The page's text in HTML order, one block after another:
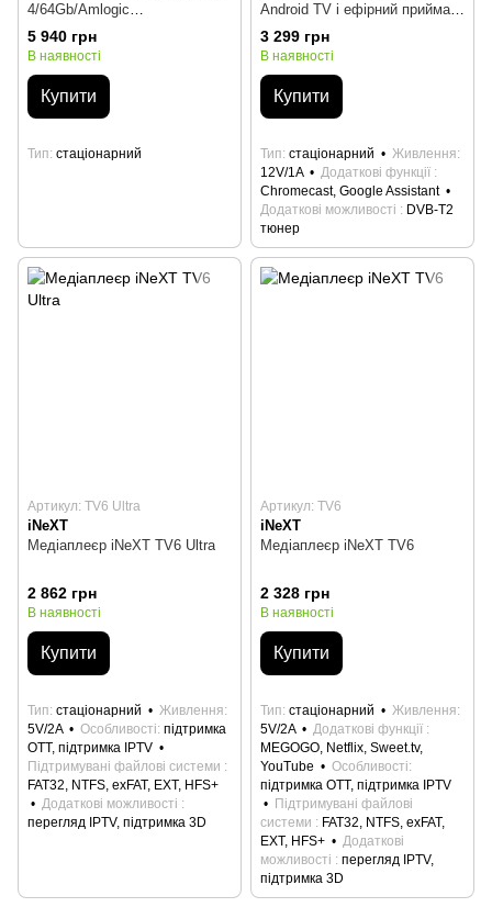
4/64Gb/Amlogic
S905X4/Android 1 (X4Q PLUS)
5 940 грн
В наявності
Купити
Тип стаціонарний
Android TV і ефірний приймач
в одному пристрої (SRT 420)
3 299 грн
В наявності
Купити
Тип стаціонарний
Живлення
12V/1A
Додаткові функції
Chromecast, Google Assistant
Додаткові можливості
DVB-T2
тюнер
Артикул: TV6 Ultra
iNeXT
Медіаплеєр iNeXT TV6 Ultra
2 862 грн
В наявності
Купити
Тип стаціонарний
Живлення
5V/2A
Особливості підтримка
OTT, підтримка IPTV
Підтримувані файлові системи
FAT32, NTFS, exFAT, EXT, HFS+
Додаткові можливості
перегляд IPTV, підтримка 3D
Артикул: TV6
iNeXT
Медіаплеєр iNeXT TV6
2 328 грн
В наявності
Купити
Тип стаціонарний
Живлення
5V/2A
Додаткові функції
MEGOGO, Netflix, Sweet.tv,
YouTube
Особливості
підтримка OTT, підтримка IPTV
Підтримувані файлові
системи
FAT32, NTFS, exFAT,
EXT, HFS+
Додаткові
можливості
перегляд IPTV,
підтримка 3D